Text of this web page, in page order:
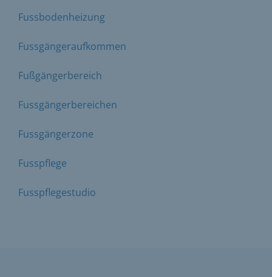
Fussbodenheizung
Fussgängeraufkommen
Fußgängerbereich
Fussgängerbereichen
Fussgängerzone
Fusspflege
Fusspflegestudio